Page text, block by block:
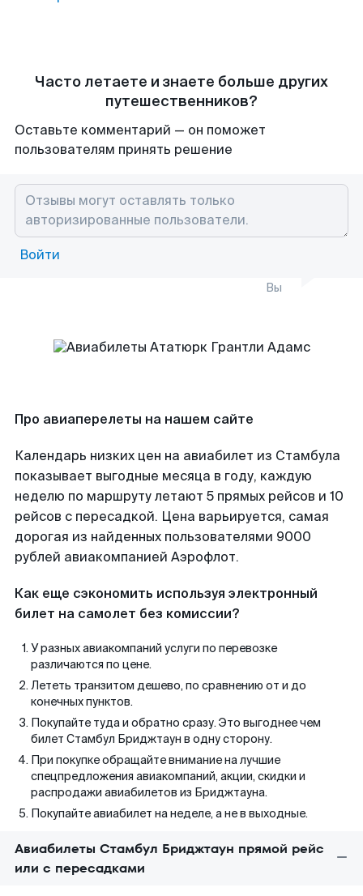
Часто летаете и знаете больше других
путешественников?
Оставьте комментарий — он поможет
пользователям принять решение
Войти
Вы
Про авиаперелеты на нашем сайте
Календарь низких цен на авиабилет из Стамбула
показывает выгодные месяца в году, каждую
неделю по маршруту летают 5 прямых рейсов и 10
рейсов с пересадкой. Цена варьируется, самая
дорогая из найденных пользователями 9000
рублей авиакомпанией Аэрофлот.
Как еще сэкономить используя электронный
билет на самолет без комиссии?
У разных авиакомпаний услуги по перевозке
различаются по цене.
Лететь транзитом дешево, по сравнению от и до
конечных пунктов.
Покупайте туда и обратно сразу. Это выгоднее чем
билет Стамбул Бриджтаун в одну сторону.
При покупке обращайте внимание на лучшие
спецпредложения авиакомпаний, акции, скидки и
распродажи авиабилетов из Бриджтауна.
Покупайте авиабилет на неделе, а не в выходные.
Авиабилеты Стамбул Бриджтаун прямой рейс
или с пересадками